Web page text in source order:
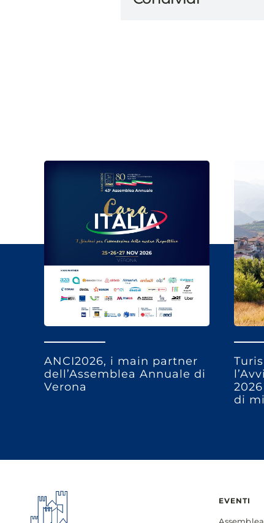
ANCI2026, i main partner
dell’Assemblea Annuale di
Verona
di
EVENTI